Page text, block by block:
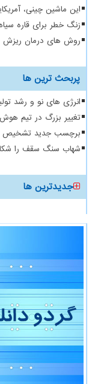
این ماشین چینی،
زنگ خطر برای قاره سیاه
روش های درمان ریزش
پربحث ترین ها
انرژی های نو و رشد
تغییر بزرگ در تیم
برچسب جدید تشخیص
شهاب سنگ سقف را
جدیدترین ها